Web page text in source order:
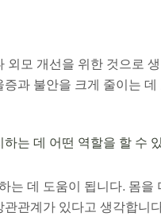
외모 개선을 위한 것으로
과 불안을 크게 줄이는
는 데 어떤 역할을 할 수
는 데 도움이 됩니다. 몸
관계가 있다고 생각합니